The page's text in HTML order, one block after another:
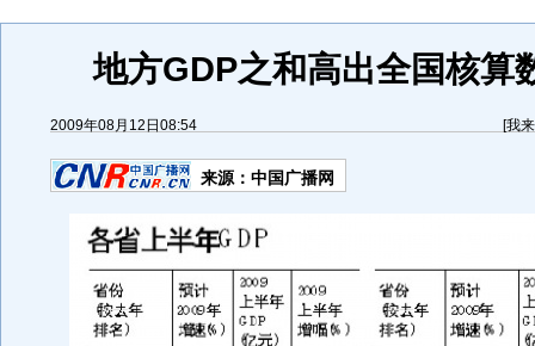
地方GDP之和高出全国核算
2009年08月12日08:54 [我
来源： 中国广播网